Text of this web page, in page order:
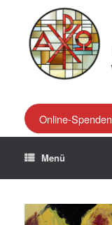
Online-Spenden
Menü